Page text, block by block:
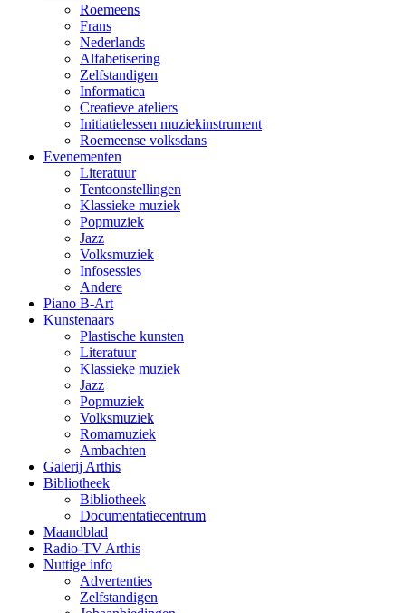
Roemeens
Frans
Nederlands
Alfabetisering
Zelfstandigen
Informatica
Creatieve ateliers
Initiatielessen muziekinstrument
Roemeense volksdans
Evenementen
Literatuur
Tentoonstellingen
Klassieke muziek
Popmuziek
Jazz
Volksmuziek
Infosessies
Andere
Piano B-Art
Kunstenaars
Plastische kunsten
Literatuur
Klassieke muziek
Jazz
Popmuziek
Volksmuziek
Romamuziek
Ambachten
Galerij Arthis
Bibliotheek
Bibliotheek
Documentatiecentrum
Maandblad
Radio-TV Arthis
Nuttige info
Advertenties
Zelfstandigen